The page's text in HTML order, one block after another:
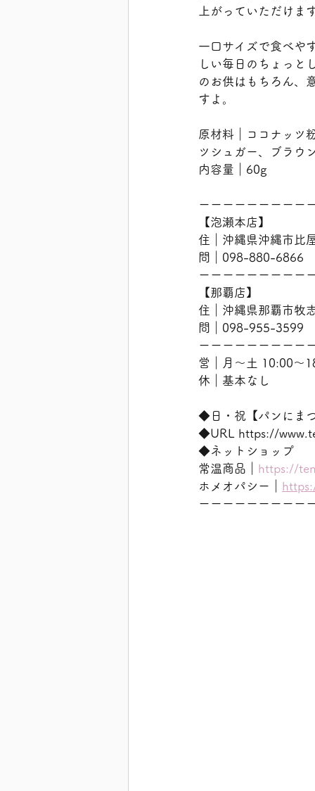
上がっていただけま
一口サイズで食べや
しい毎日のちょっと
のお供はもちろん、
すよ。
原材料｜ココナッツ
ツシュガー、ブラウ
内容量｜60g
ーーーーーーーーー
【泡瀬本店】
住｜沖縄県沖縄市比
問｜098-880-6866
ーーーーーーーーー
【那覇店】
住｜沖縄県那覇市牧
問｜098-955-3599
ーーーーーーーーー
営｜月〜土 10:00〜
休｜基本なし
◆日・祝【パンにま
◆URL https://
◆ネットショップ
常温商品｜ https://
ホメオパシー｜
ーーーーーーーーー